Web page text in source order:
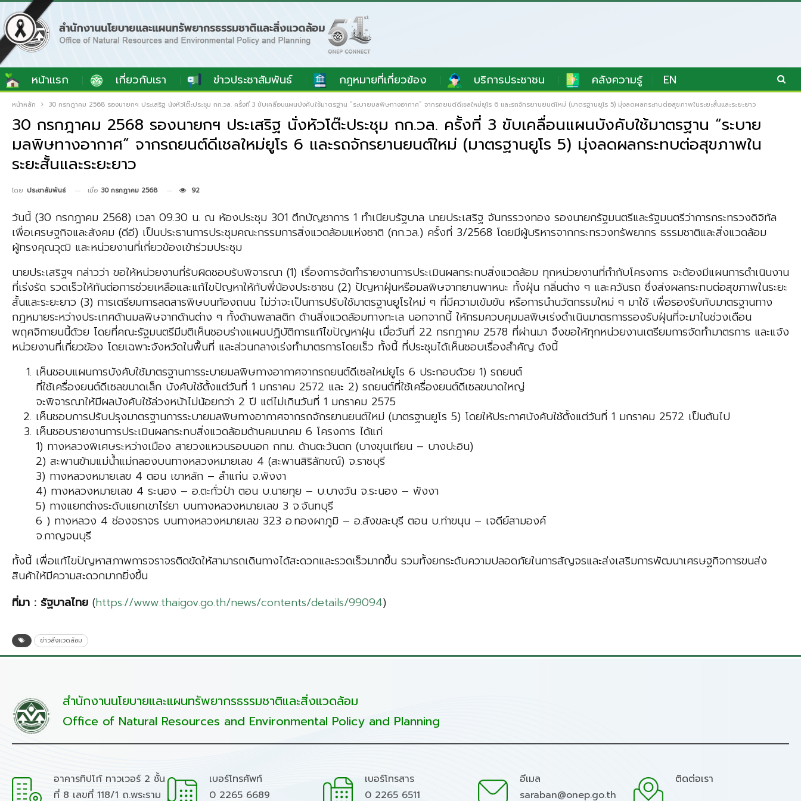
หน้าแรก เกี่ยวกับเรา ข่าวประชาสัมพันธ์ กฎหมายที่เกี่ยวข้อง บริการประชาชน คลังความรู้ EN
หน้าหลัก 30 กรกฎาคม 2568 รองนายกฯ ประเสริฐ นั่งหัวโต๊ะประชุม กก.วล. ครั้งที่ 3 ขับเคลื่อนแผนบังคับใช้มาตรฐาน “ระบายมลพิษทางอากาศ” จากรถยนต์ดีเชลใหม่ยูโร 6 และรถจักรยานยนต์ใหม่ (มาตรฐานยูโร 5) มุ่งลดผลกระทบต่อสุขภาพในระยะสั้นและระยะยาว
30 กรกฎาคม 2568 รองนายกฯ ประเสริฐ นั่งหัวโต๊ะประชุม กก.วล. ครั้งที่ 3 ขับเคลื่อนแผนบังคับใช้มาตรฐาน “ระบาย
มลพิษทางอากาศ” จากรถยนต์ดีเชลใหม่ยูโร 6 และรถจักรยานยนต์ใหม่ (มาตรฐานยูโร 5) มุ่งลดผลกระทบต่อสุขภาพใน
ระยะสั้นและระยะยาว
โดย ประชาสัมพันธ์ เมื่อ 30 กรกฎาคม 2568 92
วันนี้ (30 กรกฎาคม 2568) เวลา 09.30 น. ณ ห้องประชุม 301 ตึกบัญชาการ 1 ทำเนียบรัฐบาล นายประเสริฐ จันทรรวงทอง รองนายกรัฐมนตรีและรัฐมนตรีว่าการกระทรวงดิจิทัล
เพื่อเศรษฐกิจและสังคม (ดีอี) เป็นประธานการประชุมคณะกรรมการสิ่งแวดล้อมแห่งชาติ (กก.วล.) ครั้งที่ 3/2568 โดยมีผู้บริหารจากกระทรวงทรัพยากร ธรรมชาติและสิ่งแวดล้อม
ผู้ทรงคุณวุฒิ และหน่วยงานที่เกี่ยวข้องเข้าร่วมประชุม
นายประเสริฐฯ กล่าวว่า ขอให้หน่วยงานที่รับผิดชอบรับพิจารณา (1) เรื่องการจัดทำรายงานการประเมินผลกระทบสิ่งแวดล้อม ทุกหน่วยงานที่กำกับโครงการ จะต้องมีแผนการดำเนินงาน
ที่เร่งรัด รวดเร็วให้ทันต่อการช่วยเหลือและแก้ไขปัญหาให้กับพี่น้องประชาชน (2) ปัญหาฝุ่นหรือมลพิษจากยานพาหนะ ทั้งฝุ่น กลิ่นต่าง ๆ และควันรถ ซึ่งส่งผลกระทบต่อสุขภาพในระยะ
สั้นและระยะยาว (3) การเตรียมการลดสารพิษบนท้องถนน ไม่ว่าจะเป็นการปรับใช้มาตรฐานยูโรใหม่ ๆ ที่มีความเข้มข้น หรือการนำนวัตกรรมใหม่ ๆ มาใช้ เพื่อรองรับกับมาตรฐานทาง
กฎหมายระหว่างประเทศด้านมลพิษจากด้านต่าง ๆ ทั้งด้านพลาสติก ด้านสิ่งแวดล้อมทางทะเล นอกจากนี้ ให้กรมควบคุมมลพิษเร่งดำเนินมาตรการรองรับฝุ่นที่จะมาในช่วงเดือน
พฤศจิกายนนี้ด้วย โดยที่คณะรัฐมนตรีมีมติเห็นชอบร่างแผนปฏิบัติการแก้ไขปัญหาฝุ่น เมื่อวันที่ 22 กรกฎาคม 2578 ที่ผ่านมา จึงขอให้ทุกหน่วยงานเตรียมการจัดทำมาตรการ และแจ้ง
หน่วยงานที่เกี่ยวข้อง โดยเฉพาะจังหวัดในพื้นที่ และส่วนกลางเร่งทำมาตรการโดยเร็ว ทั้งนี้ ที่ประชุมได้เห็นชอบเรื่องสำคัญ ดังนี้
เห็นชอบแผนการบังคับใช้มาตรฐานการระบายมลพิษทางอากาศจากรถยนต์ดีเซลใหม่ยูโร 6 ประกอบด้วย 1) รถยนต์
ที่ใช้เครื่องยนต์ดีเซลขนาดเล็ก บังคับใช้ตั้งแต่วันที่ 1 มกราคม 2572 และ 2) รถยนต์ที่ใช้เครื่องยนต์ดีเซลขนาดใหญ่
จะพิจารณาให้มีผลบังคับใช้ล่วงหน้าไม่น้อยกว่า 2 ปี แต่ไม่เกินวันที่ 1 มกราคม 2575
เห็นชอบการปรับปรุงมาตรฐานการระบายมลพิษทางอากาศจากรถจักรยานยนต์ใหม่ (มาตรฐานยูโร 5) โดยให้ประกาศบังคับใช้ตั้งแต่วันที่ 1 มกราคม 2572 เป็นต้นไป
เห็นชอบรายงานการประเมินผลกระทบสิ่งแวดล้อมด้านคมนาคม 6 โครงการ ได้แก่
1) ทางหลวงพิเศษระหว่างเมือง สายวงแหวนรอบนอก กทม. ด้านตะวันตก (บางขุนเทียน – บางปะอิน)
2) สะพานข้ามแม่น้ำแม่กลองบนทางหลวงหมายเลข 4 (สะพานสิริลักขณ์) จ.ราชบุรี
3) ทางหลวงหมายเลข 4 ตอน เขาหลัก – ลำแก่น จ.พังงา
4) ทางหลวงหมายเลข 4 ระนอง – อ.ตะกั่วป่า ตอน บ.นายทุย – บ.บางวัน จ.ระนอง – พังงา
5) ทางแยกต่างระดับแยกเขาไร่ยา บนทางหลวงหมายเลข 3 จ.จันทบุรี
6 ) ทางหลวง 4 ช่องจราจร บนทางหลวงหมายเลข 323 อ.ทองผาภูมิ – อ.สังขละบุรี ตอน บ.ท่าขนุน – เจดีย์สามองค์
จ.กาญจนบุรี
ทั้งนี้ เพื่อแก้ไขปัญหาสภาพการจราจรติดขัดให้สามารถเดินทางได้สะดวกและรวดเร็วมากขึ้น รวมทั้งยกระดับความปลอดภัยในการสัญจรและส่งเสริมการพัฒนาเศรษฐกิจการขนส่ง
สินค้าให้มีความสะดวกมากยิ่งขึ้น
ที่มา : รัฐบาลไทย (https://www.thaigov.go.th/news/contents/details/99094)
ข่าวสิ่งแวดล้อม
สำนักงานนโยบายและแผนทรัพยากรธรรมชาติและสิ่งแวดล้อม
Office of Natural Resources and Environmental Policy and Planning
อาคารทิปโก้ ทาวเวอร์ 2 ชั้น
ที่ 8 เลขที่ 118/1 ถ.พระราม
เบอร์โทรศัพท์
0 2265 6689
เบอร์โทรสาร
0 2265 6511
อีเมล
saraban@onep.go.th
ติดต่อเรา